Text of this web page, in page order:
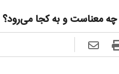
چه معناست و به کجا‌ می‌رود؟